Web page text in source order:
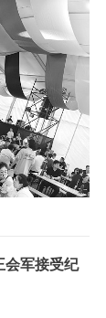
会军接受纪